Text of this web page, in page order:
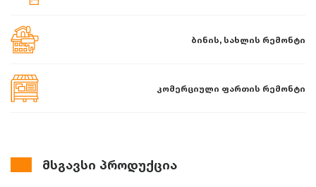
ბინის, სახლის რემონტი
კომერციული ფართის რემონტი
მსგავსი პროდუქცია